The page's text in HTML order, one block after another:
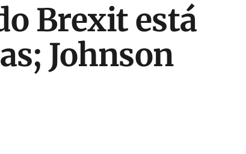
Brexit está
Johnson